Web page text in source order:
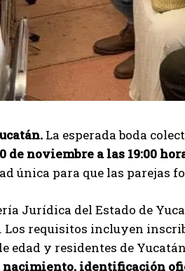
La esperada boda
de noviembre a las 19:00
única para que las parejas
Jurídica del Estado de
Los requisitos incluyen
edad y residentes de
nacimiento, identificación